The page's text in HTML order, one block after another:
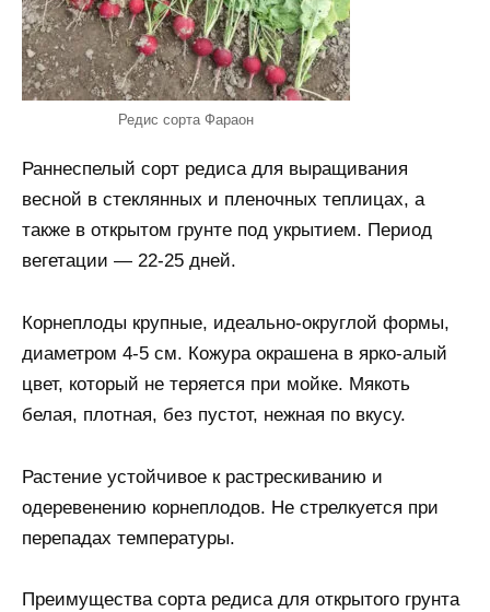
Редис сорта Фараон
Раннеспелый сорт редиса для выращивания
весной в стеклянных и пленочных теплицах, а
также в открытом грунте под укрытием. Период
вегетации — 22-25 дней.
Корнеплоды крупные, идеально-округлой формы,
диаметром 4-5 см. Кожура окрашена в ярко-алый
цвет, который не теряется при мойке. Мякоть
белая, плотная, без пустот, нежная по вкусу.
Растение устойчивое к растрескиванию и
одеревенению корнеплодов. Не стрелкуется при
перепадах температуры.
Преимущества сорта редиса для открытого грунта